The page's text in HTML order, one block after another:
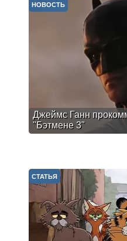
Джеймс Ганн
"Бэтмене 3"
НОВОСТЬ
СТАТЬЯ